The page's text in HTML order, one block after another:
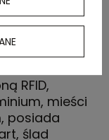
RFID,
mieści
posiada
ślad